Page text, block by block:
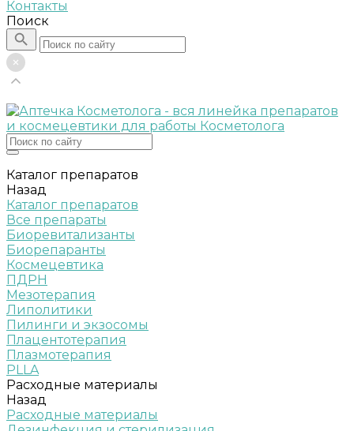
Контакты
Поиск
Каталог препаратов
Назад
Каталог препаратов
Все препараты
Биоревитализанты
Биорепаранты
Космецевтика
ПДРН
Мезотерапия
Липолитики
Пилинги и экзосомы
Плацентотерапия
Плазмотерапия
PLLA
Расходные материалы
Назад
Расходные материалы